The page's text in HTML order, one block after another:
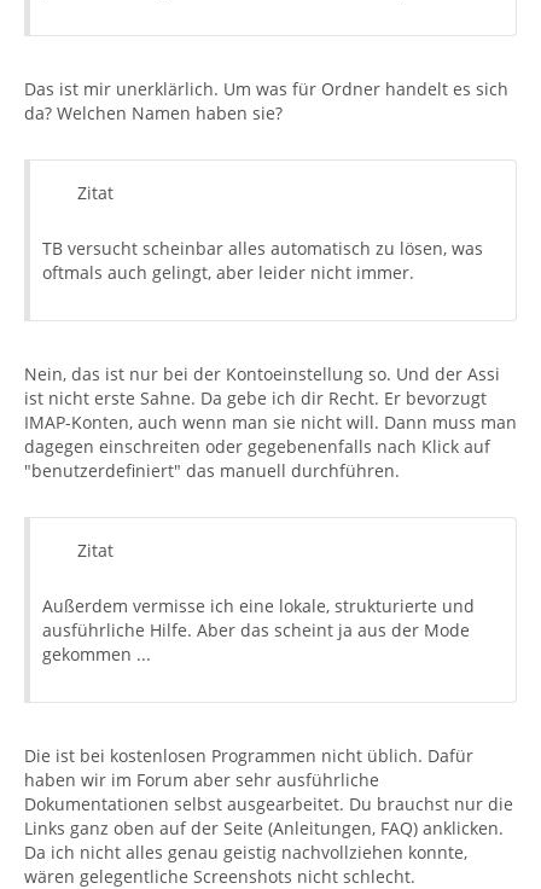
Das ist mir unerklärlich. Um was für Ordner handelt es sich
da? Welchen Namen haben sie?
Zitat
TB versucht scheinbar alles automatisch zu lösen, was
oftmals auch gelingt, aber leider nicht immer.
Nein, das ist nur bei der Kontoeinstellung so. Und der Assi
ist nicht erste Sahne. Da gebe ich dir Recht. Er bevorzugt
IMAP-Konten, auch wenn man sie nicht will. Dann muss man
dagegen einschreiten oder gegebenenfalls nach Klick auf
"benutzerdefiniert" das manuell durchführen.
Zitat
Außerdem vermisse ich eine lokale, strukturierte und
ausführliche Hilfe. Aber das scheint ja aus der Mode
gekommen ...
Die ist bei kostenlosen Programmen nicht üblich. Dafür
haben wir im Forum aber sehr ausführliche
Dokumentationen selbst ausgearbeitet. Du brauchst nur die
Links ganz oben auf der Seite (Anleitungen, FAQ) anklicken.
Da ich nicht alles genau geistig nachvollziehen konnte,
wären gelegentliche Screenshots nicht schlecht.